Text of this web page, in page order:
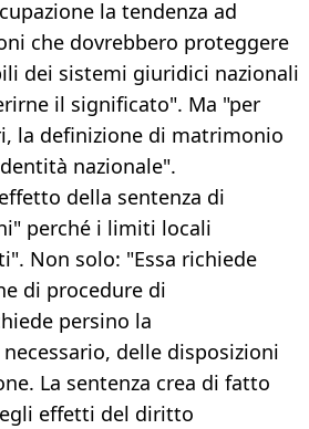
la tendenza ad
che dovrebbero proteggere
dei sistemi giuridici nazionali
il significato". Ma "per
la definizione di matrimonio
nazionale".
della sentenza di
perché i limiti locali
Non solo: "Essa richiede
di procedure di
persino la
delle disposizioni
La sentenza crea di fatto
effetti del diritto